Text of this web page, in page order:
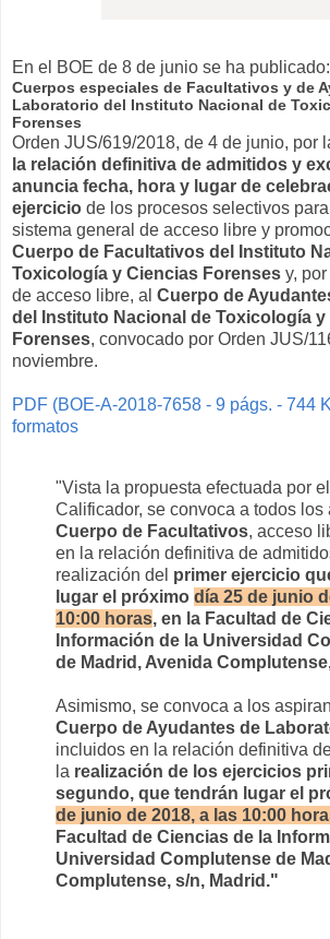
En el BOE de 8 de junio se ha publicado:
Cuerpos especiales de Facultativos y de
Laboratorio del Instituto Nacional de
Forenses
Orden JUS/619/2018, de 4 de junio, por
la relación definitiva de admitidos y
anuncia fecha, hora y lugar de
ejercicio de los procesos selectivos
sistema general de acceso libre y
Cuerpo de Facultativos del Instituto
Toxicología y Ciencias Forenses y,
de acceso libre, al Cuerpo de
del Instituto Nacional de Toxicología y
Forenses, convocado por Orden JUS/
noviembre.
PDF (BOE-A-2018-7658 - 9 págs. - 744
formatos
"Vista la propuesta efectuada por el
Calificador, se convoca a todos los
Cuerpo de Facultativos, acceso
en la relación definitiva de
realización del primer ejercicio
lugar el próximo día 25 de junio
10:00 horas, en la Facultad de
Información de la Universidad
de Madrid, Avenida
Asimismo, se convoca a los
Cuerpo de Ayudantes de
incluidos en la relación definitiva
la realización de los ejercicios
segundo, que tendrán lugar el
de junio de 2018, a las 10:00
Facultad de Ciencias de la
Universidad Complutense de
Complutense, s/n, Madrid."